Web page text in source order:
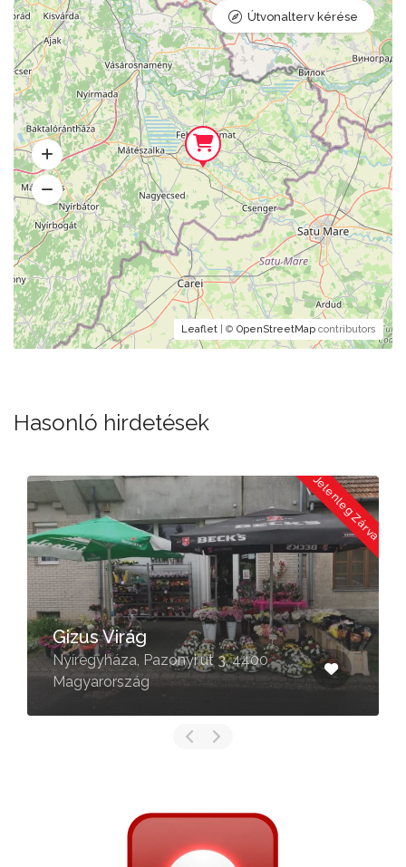
Leaflet | © OpenStreetMap contributors
Útvonalterv kérése
Hasonló hirdetések
Jelenleg Zárva
Gizus Virág
Nyíregyháza, Pazonyi út 3, 4400
Magyarország